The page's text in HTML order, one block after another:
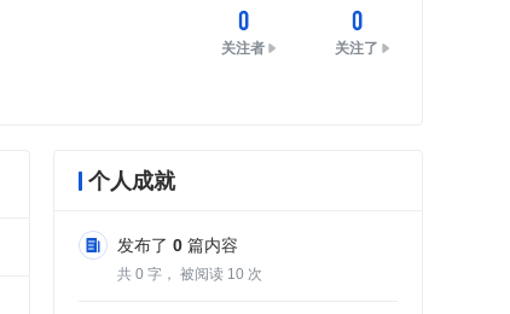
0
关注者
0
关注了
个人成就
发布了 0 篇内容
共 0 字， 被阅读 10 次